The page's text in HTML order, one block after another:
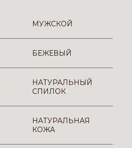
МУЖСКОЙ
БЕЖЕВЫЙ
НАТУРАЛЬНЫЙ
СПИЛОК
НАТУРАЛЬНАЯ
КОЖА